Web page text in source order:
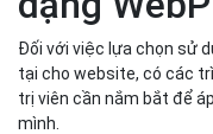
Đối với việc lựa chọn sử
tại cho website, có các
trị viên cần nắm bắt để
mình.